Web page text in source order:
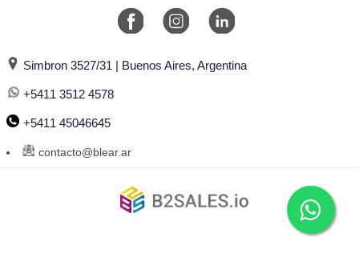
Simbron 3527/31 | Buenos Aires, Argentina
+5411 3512 4578
+5411 45046645
contacto@blear.ar